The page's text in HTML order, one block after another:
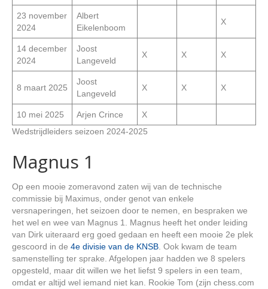
23 november
2024
Albert
Eikelenboom
X
14 december
2024
Joost
Langeveld
X X X
8 maart 2025
Joost
Langeveld
X X X
10 mei 2025 Arjen Crince
X
Wedstrijdleiders seizoen 2024-2025
Magnus 1
Op een mooie zomeravond zaten wij van de technische
commissie bij Maximus, onder genot van enkele
versnaperingen, het seizoen door te nemen, en bespraken we
het wel en wee van Magnus 1. Magnus heeft het onder leiding
van Dirk uiteraard erg goed gedaan en heeft een mooie 2e plek
gescoord in de 4e divisie van de KNSB . Ook kwam de team
samenstelling ter sprake. Afgelopen jaar hadden we 8 spelers
opgesteld, maar dit willen we het liefst 9 spelers in een team,
omdat er altijd wel iemand niet kan. Rookie Tom (zijn chess.com